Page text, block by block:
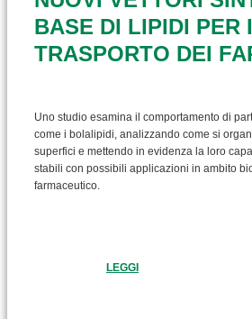
BASE DI LIPIDI PER
TRASPORTO DEI
Uno studio esamina il comportamento di
come i bolalipidi, analizzando come si
superfici e mettendo in evidenza la loro
stabili con possibili applicazioni in ambito
farmaceutico.
LEGGI